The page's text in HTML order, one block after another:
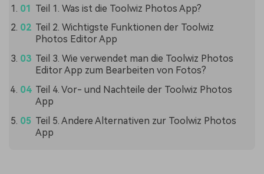
Teil 1. Was ist die Toolwiz Photos App?
Teil 2. Wichtigste Funktionen der Toolwiz
Photos Editor App
Teil 3. Wie verwendet man die Toolwiz Photos
Editor App zum Bearbeiten von Fotos?
Teil 4. Vor- und Nachteile der Toolwiz Photos
App
Teil 5. Andere Alternativen zur Toolwiz Photos
App